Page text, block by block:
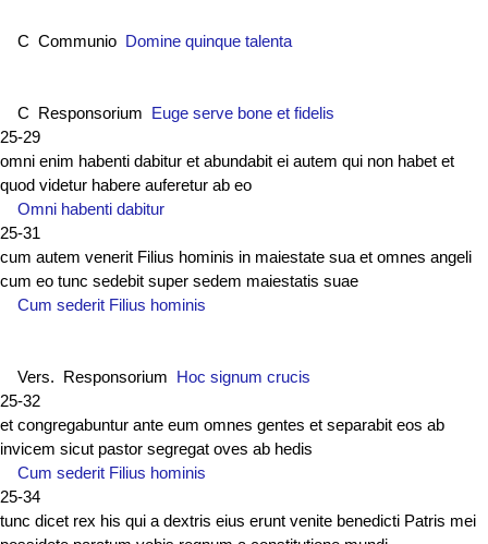
C Communio Domine quinque talenta
C Responsorium Euge serve bone et fidelis
25-29
omni enim habenti dabitur et abundabit ei autem qui non habet et
quod videtur habere auferetur ab eo
Omni habenti dabitur
25-31
cum autem venerit Filius hominis in maiestate sua et omnes angeli
cum eo tunc sedebit super sedem maiestatis suae
Cum sederit Filius hominis
Vers. Responsorium Hoc signum crucis
25-32
et congregabuntur ante eum omnes gentes et separabit eos ab
invicem sicut pastor segregat oves ab hedis
Cum sederit Filius hominis
25-34
tunc dicet rex his qui a dextris eius erunt venite benedicti Patris mei